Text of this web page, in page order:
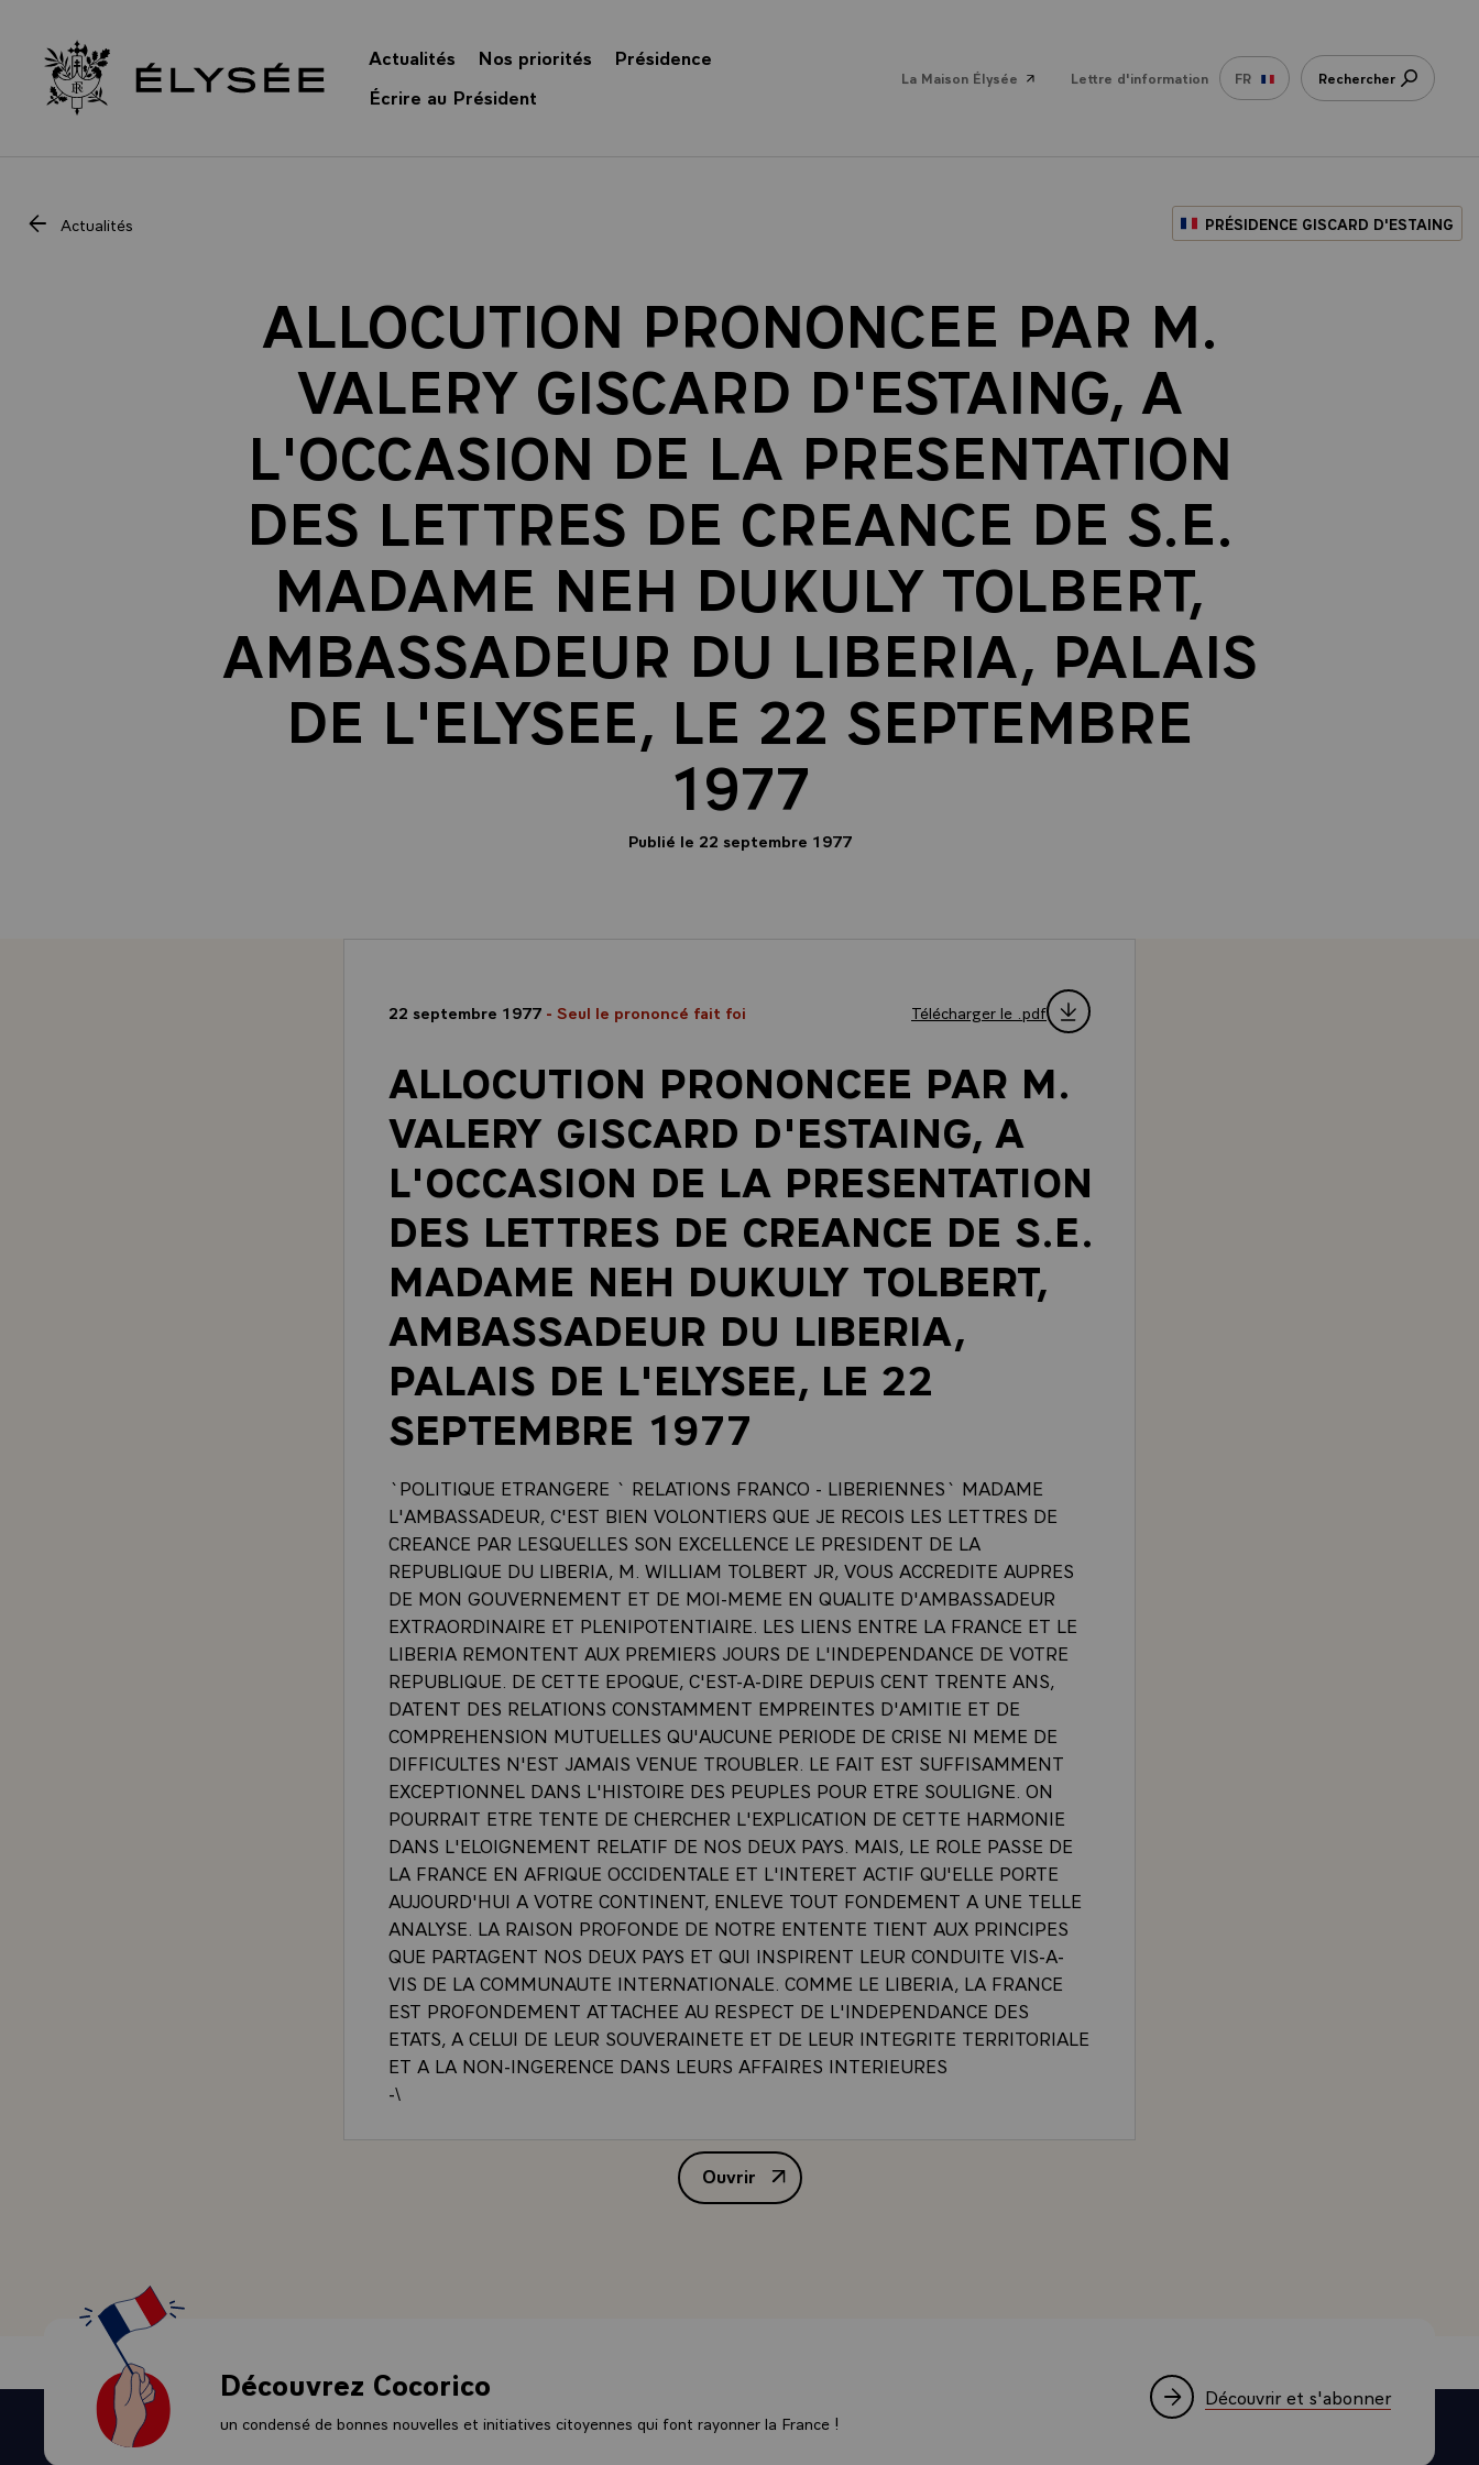
Retour à l’accueil Élysée
Actualités Nos priorités
Présidence
Écrire au Président
La Maison Élysée Lettre d'information FR Rechercher
Actualités PRÉSIDENCE GISCARD D'ESTAING
ALLOCUTION PRONONCEE PAR M.
VALERY GISCARD D'ESTAING, A
L'OCCASION DE LA PRESENTATION
DES LETTRES DE CREANCE DE S.E.
MADAME NEH DUKULY TOLBERT,
AMBASSADEUR DU LIBERIA, PALAIS
DE L'ELYSEE, LE 22 SEPTEMBRE
1977
Publié le 22 septembre 1977
22 septembre 1977 - Seul le prononcé fait foi Télécharger le .pdf
ALLOCUTION PRONONCEE PAR M.
VALERY GISCARD D'ESTAING, A
L'OCCASION DE LA PRESENTATION
DES LETTRES DE CREANCE DE S.E.
MADAME NEH DUKULY TOLBERT,
AMBASSADEUR DU LIBERIA,
PALAIS DE L'ELYSEE, LE 22
SEPTEMBRE 1977
`POLITIQUE ETRANGERE ` RELATIONS FRANCO - LIBERIENNES` MADAME
L'AMBASSADEUR, C'EST BIEN VOLONTIERS QUE JE RECOIS LES LETTRES DE
CREANCE PAR LESQUELLES SON EXCELLENCE LE PRESIDENT DE LA
REPUBLIQUE DU LIBERIA, M. WILLIAM TOLBERT JR, VOUS ACCREDITE AUPRES
DE MON GOUVERNEMENT ET DE MOI-MEME EN QUALITE D'AMBASSADEUR
EXTRAORDINAIRE ET PLENIPOTENTIAIRE. LES LIENS ENTRE LA FRANCE ET LE
LIBERIA REMONTENT AUX PREMIERS JOURS DE L'INDEPENDANCE DE VOTRE
REPUBLIQUE. DE CETTE EPOQUE, C'EST-A-DIRE DEPUIS CENT TRENTE ANS,
DATENT DES RELATIONS CONSTAMMENT EMPREINTES D'AMITIE ET DE
COMPREHENSION MUTUELLES QU'AUCUNE PERIODE DE CRISE NI MEME DE
DIFFICULTES N'EST JAMAIS VENUE TROUBLER. LE FAIT EST SUFFISAMMENT
EXCEPTIONNEL DANS L'HISTOIRE DES PEUPLES POUR ETRE SOULIGNE. ON
POURRAIT ETRE TENTE DE CHERCHER L'EXPLICATION DE CETTE HARMONIE
DANS L'ELOIGNEMENT RELATIF DE NOS DEUX PAYS. MAIS, LE ROLE PASSE DE
LA FRANCE EN AFRIQUE OCCIDENTALE ET L'INTERET ACTIF QU'ELLE PORTE
AUJOURD'HUI A VOTRE CONTINENT, ENLEVE TOUT FONDEMENT A UNE TELLE
ANALYSE. LA RAISON PROFONDE DE NOTRE ENTENTE TIENT AUX PRINCIPES
QUE PARTAGENT NOS DEUX PAYS ET QUI INSPIRENT LEUR CONDUITE VIS-A-
VIS DE LA COMMUNAUTE INTERNATIONALE. COMME LE LIBERIA, LA FRANCE
EST PROFONDEMENT ATTACHEE AU RESPECT DE L'INDEPENDANCE DES
ETATS, A CELUI DE LEUR SOUVERAINETE ET DE LEUR INTEGRITE TERRITORIALE
ET A LA NON-INGERENCE DANS LEURS AFFAIRES INTERIEURES
-\
L'AFFIRMATION ET L'APPLICATION DE CES PRINCIPES PRENNENT, DANS LA
SITUATION ACTUELLE DE L'AFRIQUE, UN RELIEF NOUVEAU ET PARTICULIER.
C'EST POUR EN ASSURER LE STRICT RESPECT QUE LA FRANCE INSISTE SUR
CETTE COMMUNAUTE DE VUES DOIT FACILITER AUSSI LA POURSUITE ET LE
DEVELOPPEMENT, ENTRE LA FRANCE ET LE LIBERIA, D'UNE COOPERATION
Ouvrir
ALLOCUTION PRONONCEE PAR M. VALERY GISCARD D'ESTAING, A L'OCCASION
Découvrez Cocorico
un condensé de bonnes nouvelles et initiatives citoyennes qui font rayonner la France !
Découvrir et s'abonner